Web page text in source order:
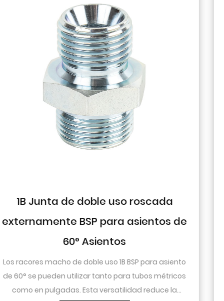
de
la
1J9 Codo de 90° JIC Cono
74° hermético a presión
El diseño del codo de 90° permite
particularmente útil en sistemas hidráulicos
espacio es limitado o cuando es necesario
Ver Detalles